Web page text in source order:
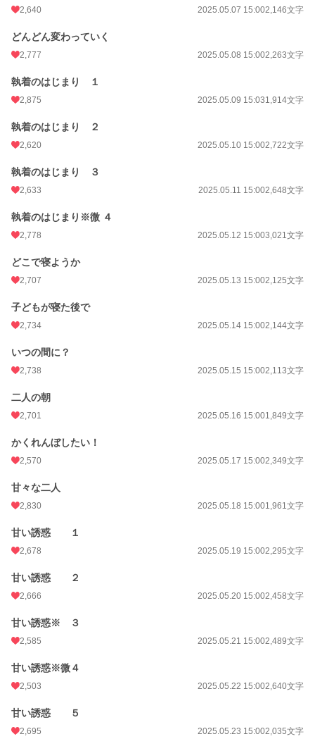
2,640 2025.05.07 15:002,146文字
どんどん変わっていく
2,777 2025.05.08 15:002,263文字
執着のはじまり １
2,875 2025.05.09 15:031,914文字
執着のはじまり ２
2,620 2025.05.10 15:002,722文字
執着のはじまり ３
2,633 2025.05.11 15:002,648文字
執着のはじまり※微 ４
2,778 2025.05.12 15:003,021文字
どこで寝ようか
2,707 2025.05.13 15:002,125文字
子どもが寝た後で
2,734 2025.05.14 15:002,144文字
いつの間に？
2,738 2025.05.15 15:002,113文字
二人の朝
2,701 2025.05.16 15:001,849文字
かくれんぼしたい！
2,570 2025.05.17 15:002,349文字
甘々な二人
2,830 2025.05.18 15:001,961文字
甘い誘惑 １
2,678 2025.05.19 15:002,295文字
甘い誘惑 ２
2,666 2025.05.20 15:002,458文字
甘い誘惑※ ３
2,585 2025.05.21 15:002,489文字
甘い誘惑※微４
2,503 2025.05.22 15:002,640文字
甘い誘惑 ５
2,695 2025.05.23 15:002,035文字